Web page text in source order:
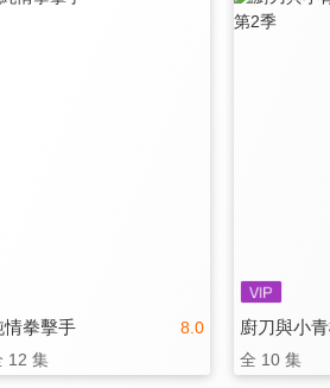
8.0
情拳擊手
12 集 全 10 集